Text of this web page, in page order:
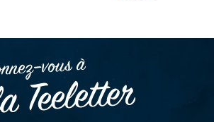
à
Teeletter